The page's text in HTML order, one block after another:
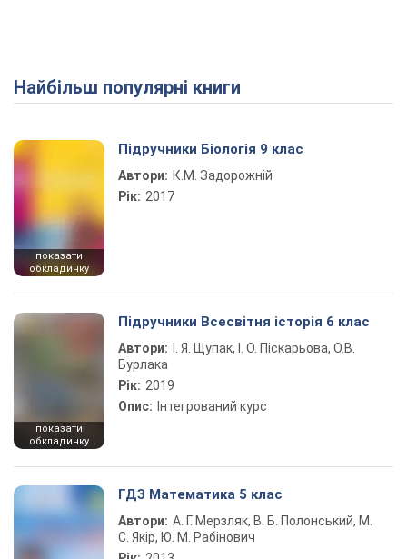
Найбільш популярні книги
показати
обкладинку
Підручники Біологія 9 клас
Автори: К.М. Задорожній
Рік: 2017
показати
обкладинку
Підручники Всесвітня історія 6 клас
Автори:
І. Я. Щупак, І. О. Піскарьова, О.В.
Бурлака
Рік: 2019
Опис: Інтегрований курс
ГДЗ Математика 5 клас
Автори: А. Г. Мерзляк, В. Б. Полонський, М.
С. Якір, Ю. М. Рабінович